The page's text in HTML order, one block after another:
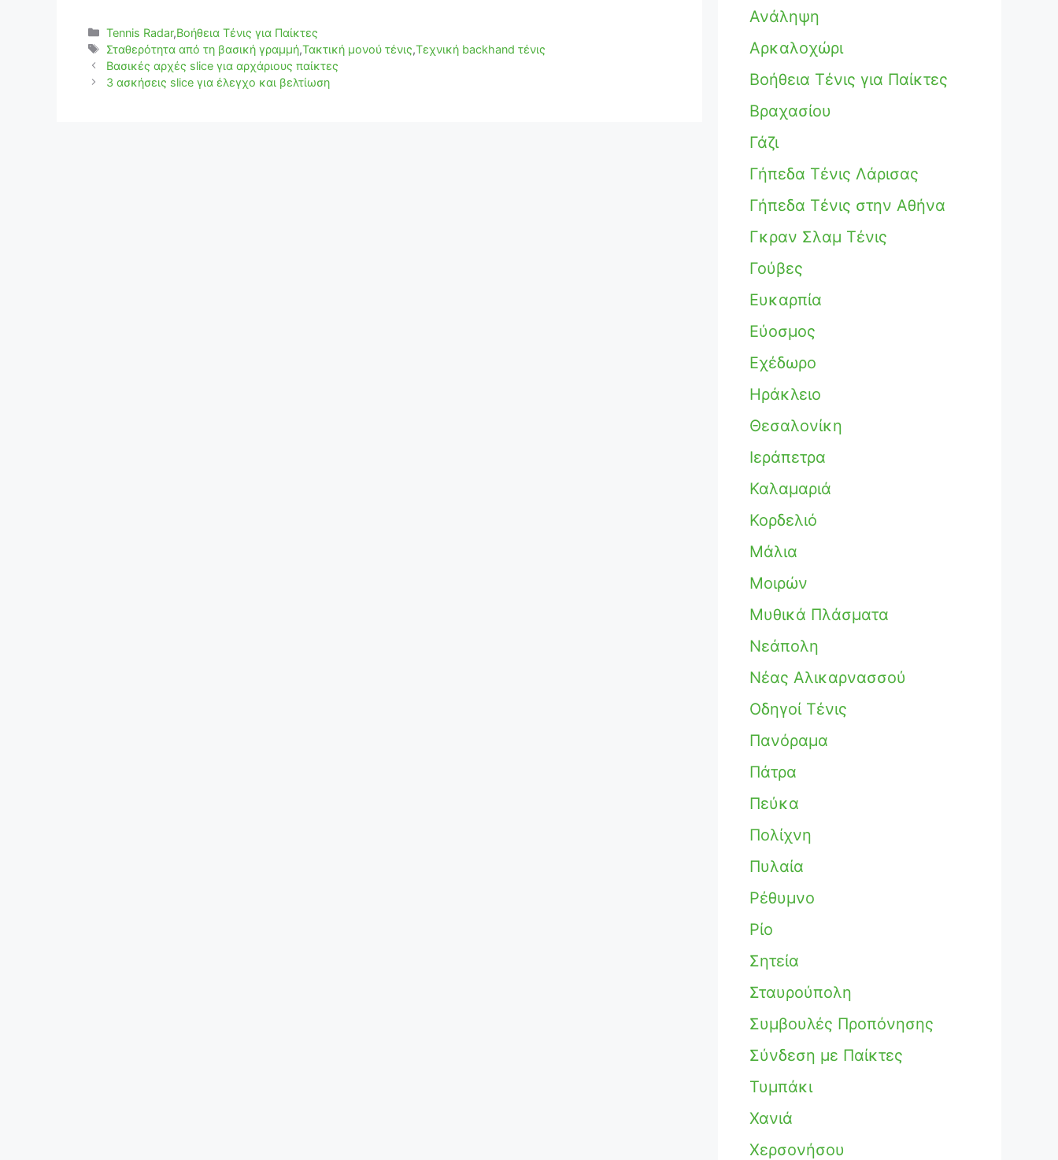
Κατηγορίες
Tennis Radar,Βοήθεια Τένις για Παίκτες
Ετικέτες
Σταθερότητα από τη βασική γραμμή,Τακτική μονού τένις,Τεχνική backhand τένις
Βασικές αρχές slice για αρχάριους παίκτες
3 ασκήσεις slice για έλεγχο και βελτίωση
Ανάληψη
Αρκαλοχώρι
Βοήθεια Τένις για Παίκτες
Βραχασίου
Γάζι
Γήπεδα Τένις Λάρισας
Γήπεδα Τένις στην Αθήνα
Γκραν Σλαμ Τένις
Γούβες
Ευκαρπία
Εύοσμος
Εχέδωρο
Ηράκλειο
Θεσαλονίκη
Ιεράπετρα
Καλαμαριά
Κορδελιό
Μάλια
Μοιρών
Μυθικά Πλάσματα
Νεάπολη
Νέας Αλικαρνασσού
Οδηγοί Τένις
Πανόραμα
Πάτρα
Πεύκα
Πολίχνη
Πυλαία
Ρέθυμνο
Ρίο
Σητεία
Σταυρούπολη
Συμβουλές Προπόνησης
Σύνδεση με Παίκτες
Τυμπάκι
Χανιά
Χερσονήσου